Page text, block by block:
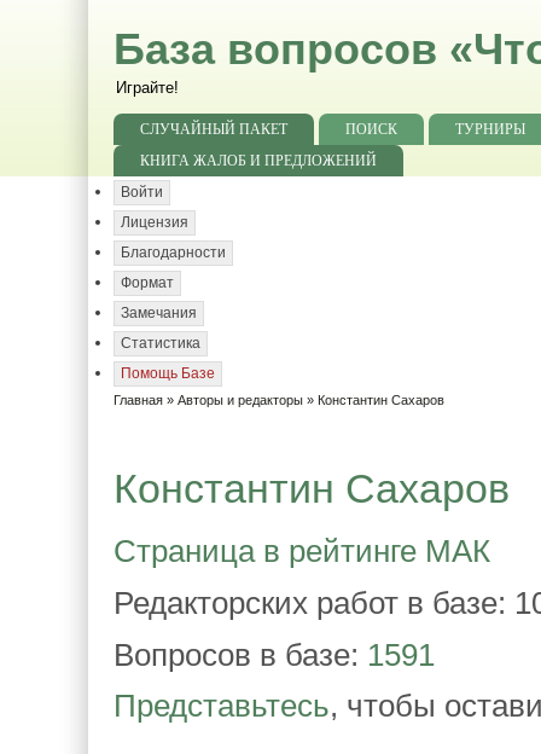
База вопросов
Играйте!
СЛУЧАЙНЫЙ ПАКЕТ ПОИСК
ТУРНИРЫ
КНИГА ЖАЛОБ И ПРЕДЛОЖЕНИЙ
Войти
Лицензия
Благодарности
Формат
Замечания
Статистика
Помощь Базе
Главная » Авторы и редакторы » Константин Сахаров
Константин Сахаров
Страница в рейтинге МАК
Редакторских работ в базе:
Вопросов в базе: 1591
Представьтесь, чтобы